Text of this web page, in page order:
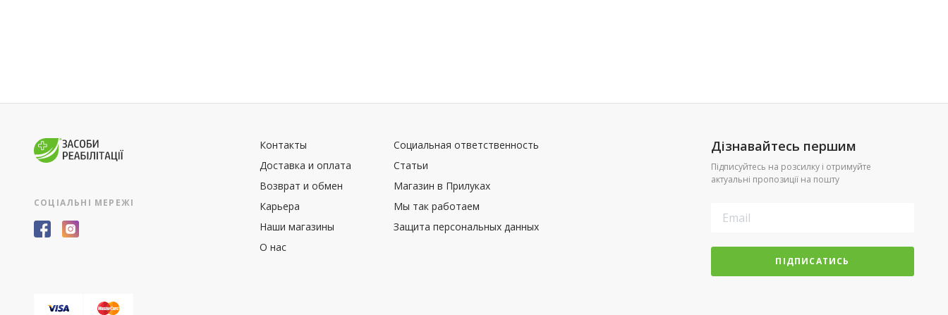
СОЦІАЛЬНІ МЕРЕЖІ
Контакты
Доставка и оплата
Возврат и обмен
Карьера
Наши магазины
О нас
Социальная ответственность
Статьи
Магазин в Прилуках
Мы так работаем
Защита персональных данных
Дізнавайтесь першим
Підписуйтесь на розсилку і отримуйте
актуальні пропозиції на пошту
ПІДПИСАТИСЬ